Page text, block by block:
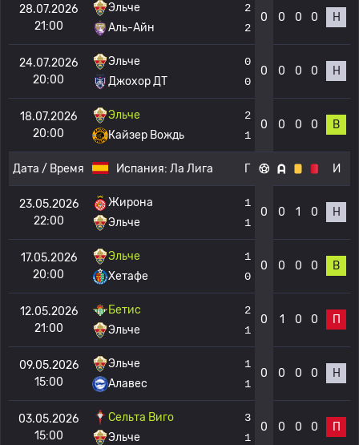
28.07.2026
21:00
Эльче
Аль-Айн
2
2
0 0 0 0 Н
24.07.2026
20:00
Эльче
Джохор ДТ
0
0
0 0 0 0 Н
18.07.2026
20:00
Эльче
Кайзер Вождь
2
1
0 0 0 0 В
Дата / Время Испания: Ла Лига Г И
23.05.2026
22:00
Жирона
Эльче
1
1
0 0 1 0 Н
17.05.2026
20:00
Эльче
Хетафе
1
0
0 0 0 0 В
12.05.2026
21:00
Бетис
Эльче
2
1
0 1 0 0 П
09.05.2026
15:00
Эльче
Алавес
1
1
0 0 0 0 Н
03.05.2026
15:00
Сельта Виго
Эльче
3
1
0 0 0 0 П